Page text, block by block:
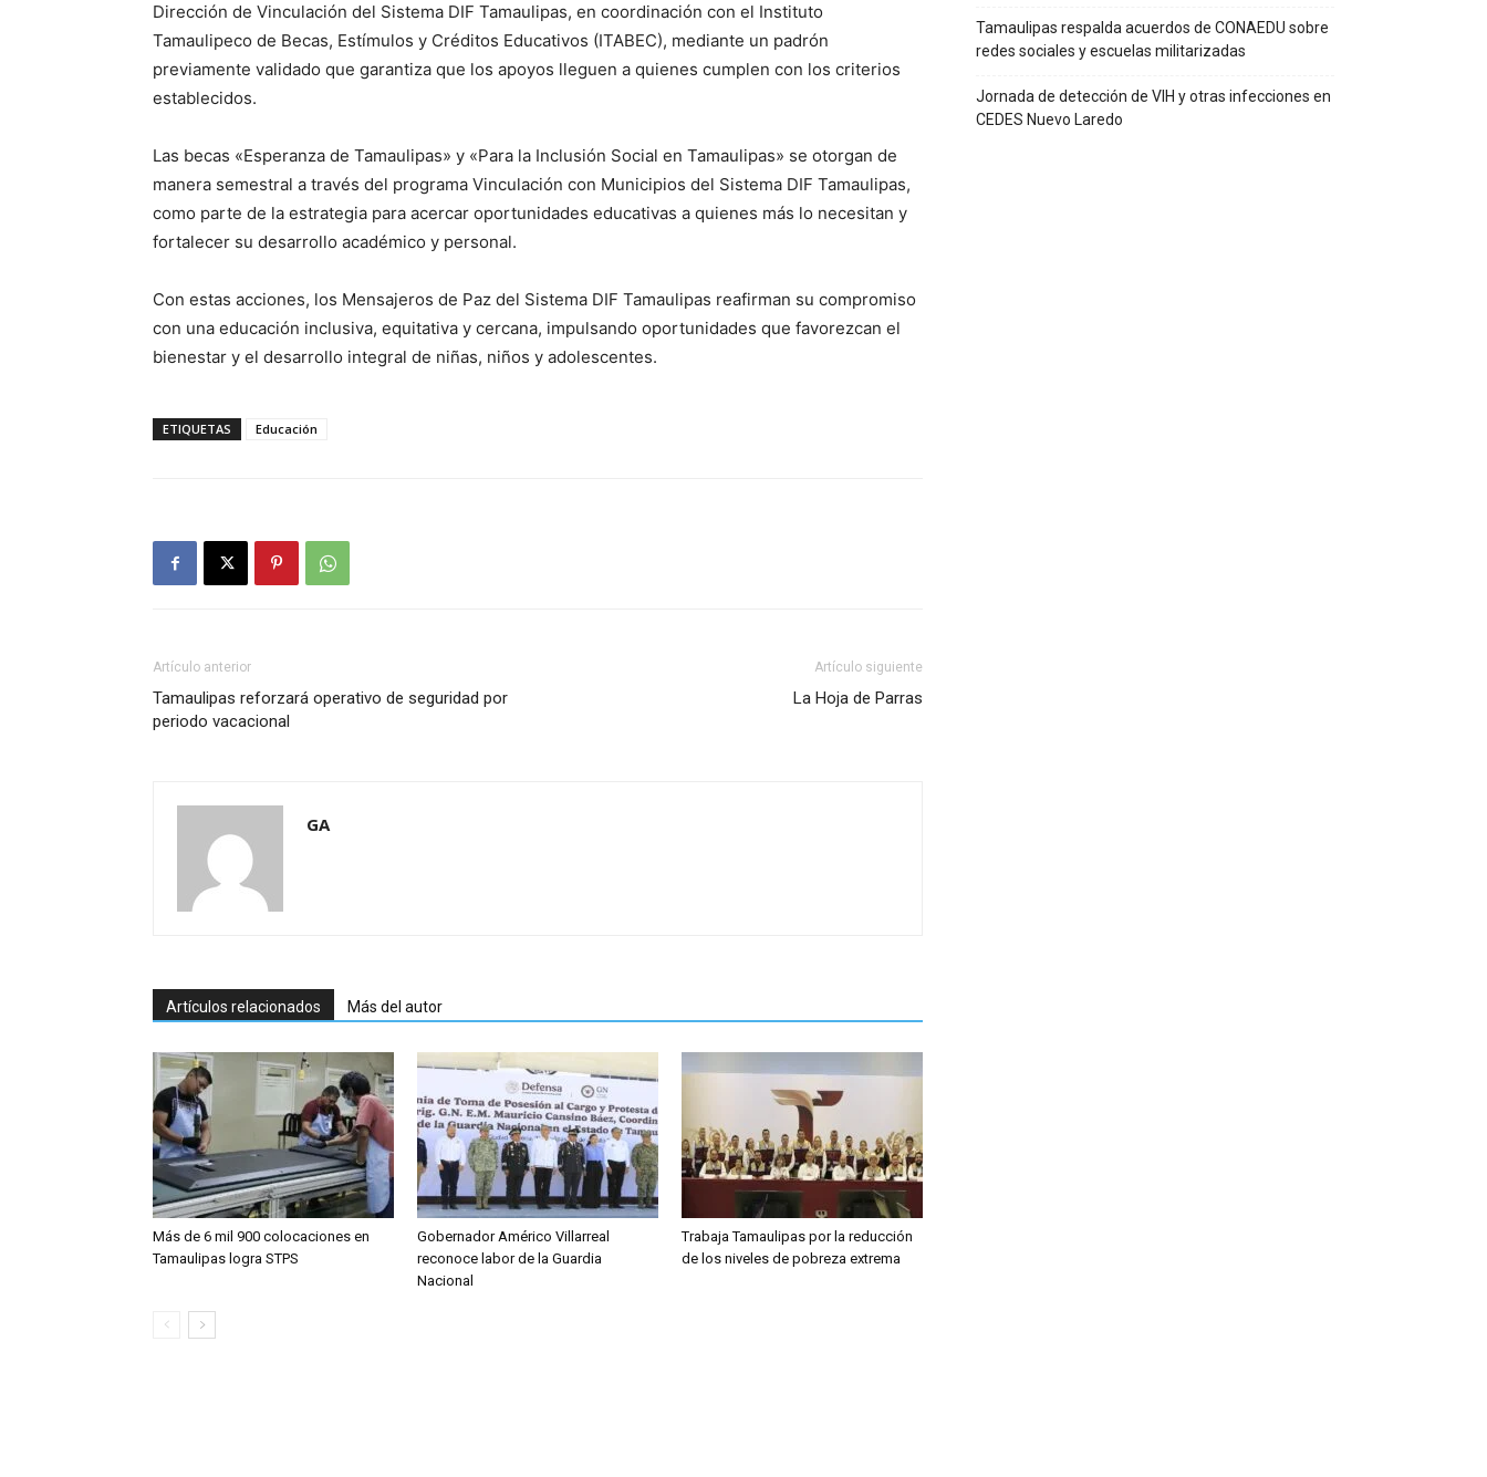
Dirección de Vinculación del Sistema DIF Tamaulipas, en coordinación con el Instituto
Tamaulipeco de Becas, Estímulos y Créditos Educativos (ITABEC), mediante un padrón
previamente validado que garantiza que los apoyos lleguen a quienes cumplen con los criterios
establecidos.
Las becas «Esperanza de Tamaulipas» y «Para la Inclusión Social en Tamaulipas» se otorgan de
manera semestral a través del programa Vinculación con Municipios del Sistema DIF Tamaulipas,
como parte de la estrategia para acercar oportunidades educativas a quienes más lo necesitan y
fortalecer su desarrollo académico y personal.
Con estas acciones, los Mensajeros de Paz del Sistema DIF Tamaulipas reafirman su compromiso
con una educación inclusiva, equitativa y cercana, impulsando oportunidades que favorezcan el
bienestar y el desarrollo integral de niñas, niños y adolescentes.
ETIQUETAS Educación
Artículo anterior
Tamaulipas reforzará operativo de seguridad por
periodo vacacional
Artículo siguiente
La Hoja de Parras
GA
Artículos relacionados Más del autor
Más de 6 mil 900 colocaciones en
Tamaulipas logra STPS
Gobernador Américo Villarreal
reconoce labor de la Guardia
Nacional
Trabaja Tamaulipas por la reducción
de los niveles de pobreza extrema
Tamaulipas respalda acuerdos de CONAEDU sobre
redes sociales y escuelas militarizadas
Jornada de detección de VIH y otras infecciones en
CEDES Nuevo Laredo